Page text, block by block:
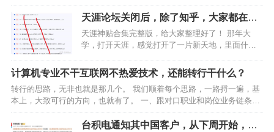
装了不少这类的软件，虽然能满足要求，但装的多
了，总感觉电脑卡卡的。最近发现了一个超强的在
线工具网站，首…
天涯论坛关闭后，除了知乎，大家都在逛
什么？
天涯神贴合集完整版，给大家整理好了！ 那年大
学，打开天涯，感觉打开了一片新天地，里面什么
可惜后面关了很多年前，天涯社区曾出现了不少深
受欢迎的帖子，成功地预言了许多形势和事件。这
些帖子因此被冠以“天…
计算机专业不干互联网不热爱技术，还能转行干什么？
转行的思路，无非也就是那几个。 我们顺着每个思路，一路捋一遍，基
本上，大致可行的方向，也就有了。 一、跟对口职业和岗位业务链条相
邻的职业和岗位计算机专业如果找到了对口的技术岗位，跟技术工作联
系最紧密的岗位是什么？ 产品经理。当然，大多数产品…
台积电通知其中国客户，从下周开始，所